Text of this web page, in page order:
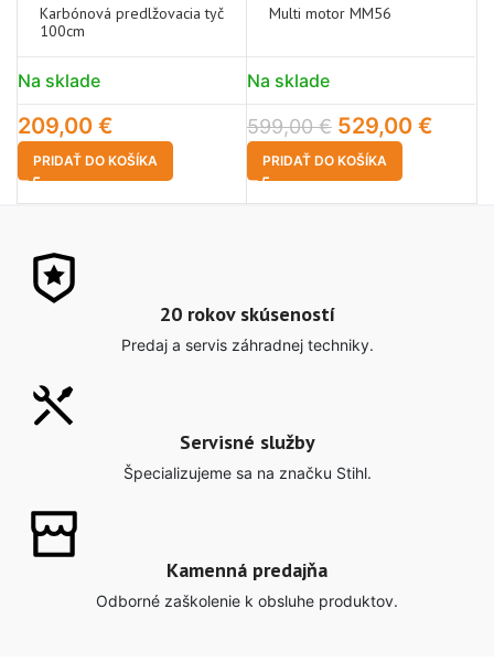
Karbónová predlžovacia tyč
100cm
Na sklade
209,00 €
PRIDAŤ DO KOŠÍKA
Multi motor MM56
Na sklade
599,00€ 529,00 €
PRIDAŤ DO KOŠÍKA
20 rokov skúseností
Predaj a servis záhradnej techniky.
Servisné služby
Špecializujeme sa na značku Stihl.
Kamenná predajňa
Odborné zaškolenie k obsluhe produktov.